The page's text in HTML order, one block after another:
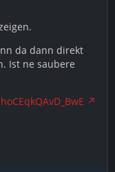
da dann direkt
Ist ne saubere